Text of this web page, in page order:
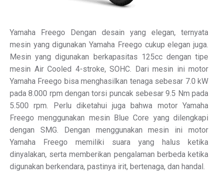
Yamaha Freego Dengan desain yang elegan, ternyata
mesin yang digunakan Yamaha Freego cukup elegan juga.
Mesin yang digunakan berkapasitas 125cc dengan tipe
mesin Air Cooled 4-stroke, SOHC. Dari mesin ini motor
Yamaha Freego bisa menghasilkan tenaga sebesar 7.0 kW
pada 8.000 rpm dengan torsi puncak sebesar 9.5 Nm pada
5.500 rpm. Perlu diketahui juga bahwa motor Yamaha
Freego menggunakan mesin Blue Core yang dilengkapi
dengan SMG. Dengan menggunakan mesin ini motor
Yamaha Freego memiliki suara yang halus ketika
dinyalakan, serta memberikan pengalaman berbeda ketika
digunakan berkendara, pastinya irit, bertenaga, dan handal.